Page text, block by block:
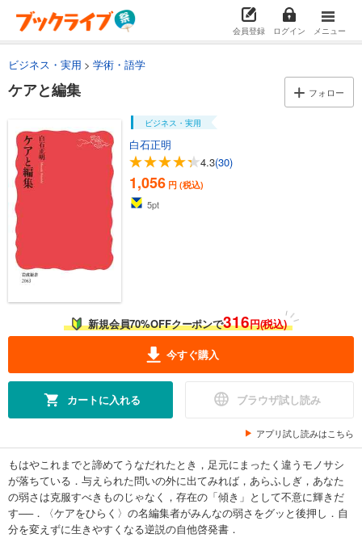
会員登録 ログイン メニュー
ビジネス・実用 学術・語学
ケアと編集 フォロー
ビジネス・実用
白石正明
4.3(30)
1,056 円 (税込)
5pt
新規会員70%OFFクーポンで316円(税込)
今すぐ購入
カートに入れる ブラウザ試し読み
アプリ試し読みはこちら
もはやこれまでと諦めてうなだれたとき，足元にまったく違うモノサシ
が落ちている．与えられた問いの外に出てみれば，あらふしぎ，あなた
の弱さは克服すべきものじゃなく，存在の「傾き」として不意に輝きだ
す──．〈ケアをひらく〉の名編集者がみんなの弱さをグッと後押し．自
分を変えずに生きやすくなる逆説の自他啓発書．